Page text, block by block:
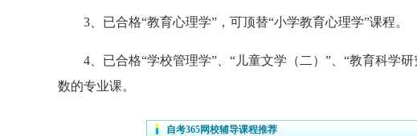
3、已合格“教育心理学”，可顶替“小学教育心理学”课程。
4、已合格“学校管理学”、“儿童文学（二）”、“教育科学研
数的专业课。